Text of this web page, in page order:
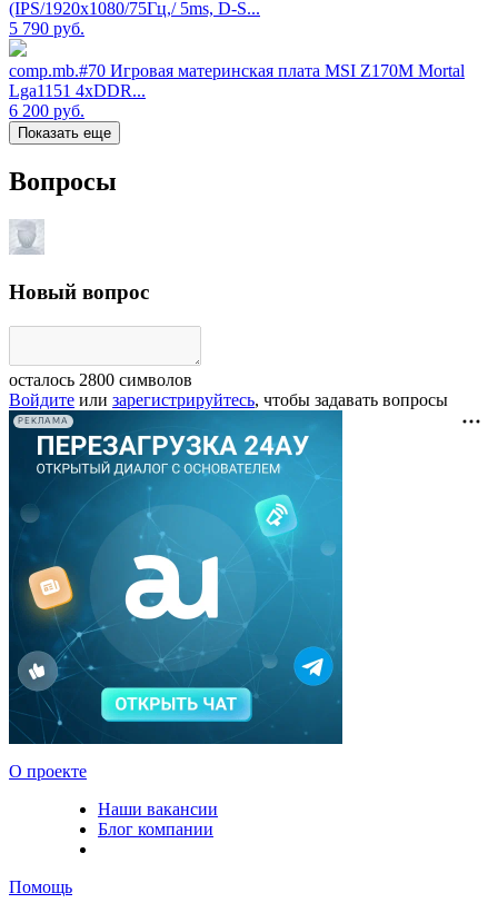
(IPS/1920x1080/75Гц,/ 5ms, D-S...
5 790 руб.
comp.mb.#70 Игровая материнская плата MSI Z170M Mortal
Lga1151 4xDDR...
6 200 руб.
Показать еще
Вопросы
Новый вопрос
осталось 2800 символов
Войдите или зарегистрируйтесь, чтобы задавать вопросы
РЕКЛАМА
О проекте
Наши вакансии
Блог компании
Помощь